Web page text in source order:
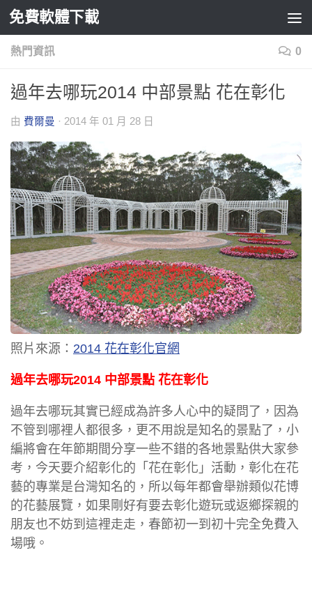
Skip to content
免費軟體下載
熱門資訊 0
過年去哪玩2014 中部景點 花在彰化
由 費爾曼 · 2014 年 01 月 28 日
照片來源： 2014 花在彰化官網
過年去哪玩2014 中部景點 花在彰化
過年去哪玩其實已經成為許多人心中的疑問了，因為
不管到哪裡人都很多，更不用說是知名的景點了，小
編將會在年節期間分享一些不錯的各地景點供大家參
考，今天要介紹彰化的「花在彰化」活動，彰化在花
藝的專業是台灣知名的，所以每年都會舉辦類似花博
的花藝展覽，如果剛好有要去彰化遊玩或返鄉探親的
朋友也不妨到這裡走走，春節初一到初十完全免費入
場哦。